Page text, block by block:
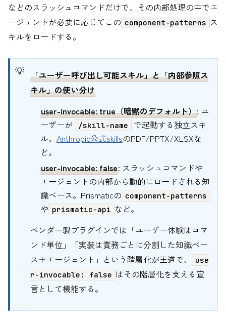
などのスラッシュコマンドだけで、その内部処理の中でエ
ージェントが必要に応じてこの component-patterns ス
キルをロードする。
「ユーザー呼び出し可能スキル」と「内部参照ス
キル」の使い分け
user-invocable: true（暗黙のデフォルト）: ユ
ーザーが
/skill-name
で起動する独立スキ
ル。 Anthropic公式skillsのPDF/PPTX/XLSXな
ど。
user-invocable: false: スラッシュコマンドや
エージェントの内部から動的にロードされる知
識ベース。Prismaticの component-patterns
や prismatic-api など。
ベンダー製プラグインでは「ユーザー体験はコマ
ンド単位」「実装は責務ごとに分割した知識ベー
ス＋エージェント」という階層化が王道で、
use
r-invocable: false はその階層化を支える宣
言として機能する。